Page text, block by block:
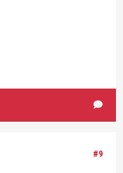
#9